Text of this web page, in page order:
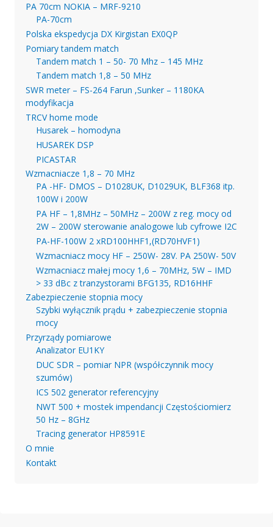
PA 70cm NOKIA – MRF-9210
PA-70cm
Polska ekspedycja DX Kirgistan EX0QP
Pomiary tandem match
Tandem match 1 – 50- 70 Mhz – 145 MHz
Tandem match 1,8 – 50 MHz
SWR meter – FS-264 Farun ,Sunker – 1180KA
modyfikacja
TRCV home mode
Husarek – homodyna
HUSAREK DSP
PICASTAR
Wzmacniacze 1,8 – 70 MHz
PA -HF- DMOS – D1028UK, D1029UK, BLF368 itp.
100W i 200W
PA HF – 1,8MHz – 50MHz – 200W z reg. mocy od
2W – 200W sterowanie analogowe lub cyfrowe I2C
PA-HF-100W 2 xRD100HHF1,(RD70HVF1)
Wzmacniacz mocy HF – 250W- 28V. PA 250W- 50V
Wzmacniacz małej mocy 1,6 – 70MHz, 5W – IMD
> 33 dBc z tranzystorami BFG135, RD16HHF
Zabezpieczenie stopnia mocy
Szybki wyłącznik prądu + zabezpieczenie stopnia
mocy
Przyrządy pomiarowe
Analizator EU1KY
DUC SDR – pomiar NPR (współczynnik mocy
szumów)
ICS 502 generator referencyjny
NWT 500 + mostek impendancji Częstościomierz
50 Hz – 8GHz
Tracing generator HP8591E
O mnie
Kontakt